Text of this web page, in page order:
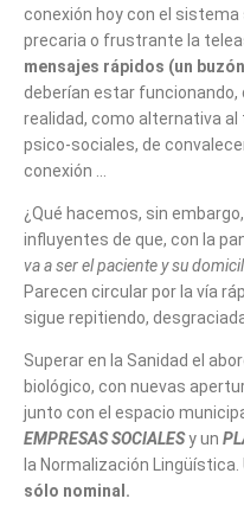
conexión hoy con el
precaria o frustrante la
mensajes rápidos (un
deberían estar funcionando,
realidad, como alternativa
psico-sociales, de
conexión …
¿Qué hacemos, sin
influyentes de que, con la
va a ser el paciente y su
Parecen circular por la vía
sigue repitiendo,
Superar en la Sanidad el
biológico, con nuevas
junto con el espacio
EMPRESAS SOCIALESy un
la Normalización
sólo nominal.